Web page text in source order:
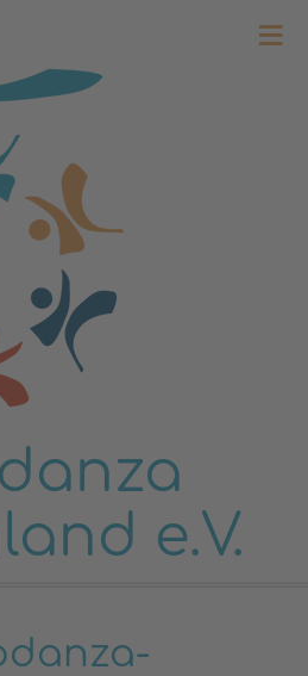
e.V.
≡